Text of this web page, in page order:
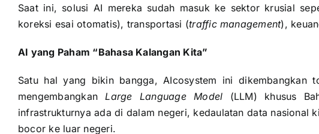
Saat ini, solusi AI mereka sudah masuk ke sektor krusial
koreksi esai otomatis), transportasi (traffic management),
AI yang Paham “Bahasa Kalangan Kita”
Satu hal yang bikin bangga, AIcosystem ini dikembangkan
mengembangkan Large Language Model (LLM) khusus
infrastrukturnya ada di dalam negeri, kedaulatan data nasional
bocor ke luar negeri.